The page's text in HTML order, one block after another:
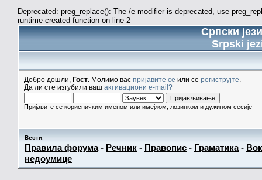
Deprecated: preg_replace(): The /e modifier is deprecated, use
runtime-created function on line 2
Српски
Srpski
Добро дошли, Гост . Молимо вас пријавите се или се региструјте
Да ли сте изгубили ваш активациони e-mail?
Пријавите се корисничким именом или имејлом, лозинком и дужином сесије
Вести:
Правила форума- Речник - Правопис - Граматика-
недоумице